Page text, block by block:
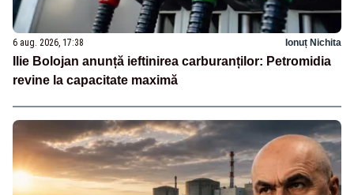
6 aug. 2026, 17:38 Ionuț Nichita
Ilie Bolojan anunță ieftinirea carburanților: Petromidia
revine la capacitate maximă